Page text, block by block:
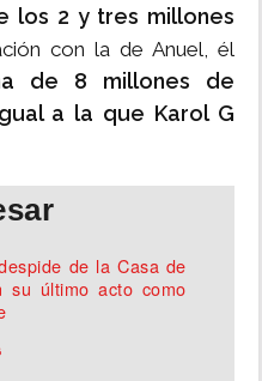
los 2 y tres millones
con la de Anuel, él
de 8 millones de
a la que Karol G
de la Casa de
su último acto como